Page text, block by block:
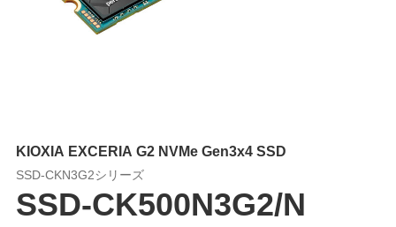
KIOXIA EXCERIA G2 NVMe Gen3x4 SSD
SSD-CKN3G2シリーズ
SSD-CK500N3G2/N